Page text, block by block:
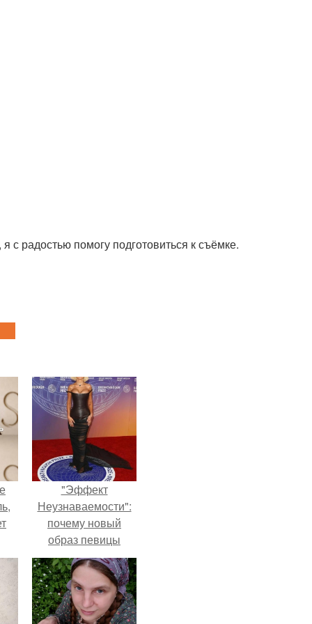
радостью помогу подготовиться к съёмке.
"Эффект
Неузнаваемости":
почему новый
образ певицы
вызвал споры о
гранях
возможного?